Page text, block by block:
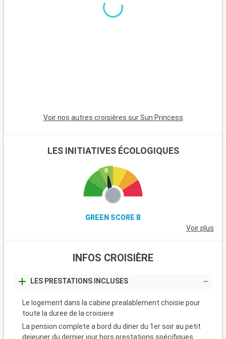
Voir nos autres croisières sur Sun Princess
LES INITIATIVES ÉCOLOGIQUES
GREEN SCORE B
Voir plus
INFOS CROISIÈRE
LES PRESTATIONS INCLUSES
Le logement dans la cabine prealablement choisie pour
toute la duree de la croisiere
La pension complete a bord du diner du 1er soir au petit
dejeuner du dernier jour hors prestations spécifiques